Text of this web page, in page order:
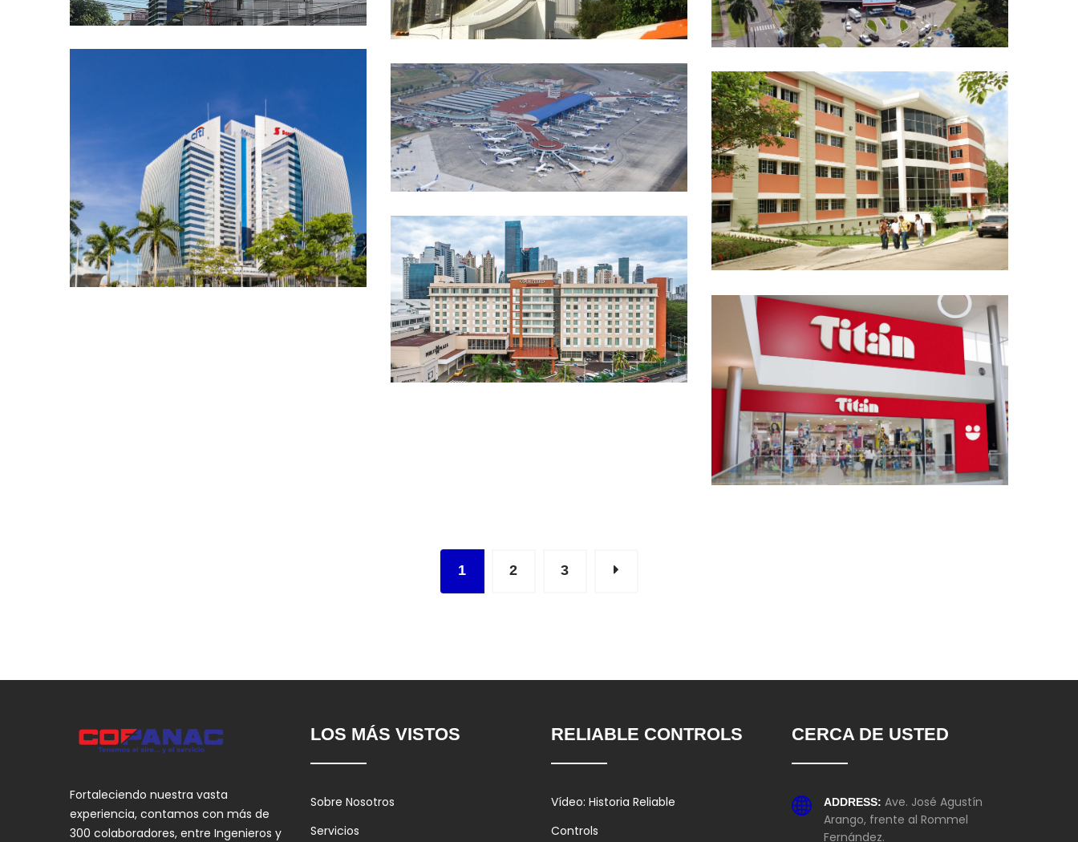
EMBLEMÁTICOS, TORRES DE ENFRIAMIENTO
TORRES DE LAS AMÉRICAS
AUTOMATIZACIÓN Y DDC, SIST. DE A/A COMERCIAL,
TORRES DE ENFRIAMIENTO
AEROPUERTO INTERNACIONAL DE
TOCUMEN, TERMINAL MUELLE NORTE
AUTOMATIZACIÓN Y DDC, CHILLERS, TORRES DE
ENFRIAMIENTO
EDIFICIO 3 DE LA UNIVERSIDAD
TECNOLÓGICA DE PANAMÁ
AUTOMATIZACIÓN Y DDC, CHILLERS, TORRES DE
ENFRIAMIENTO
HOTEL MARRIOT COURTYARD
AUTOMATIZACIÓN Y DDC, EXPANSIÓN DIRECTA,
SIST. DE A/A COMERCIAL
ALMACÉN EL TITÁN
AUTOMATIZACIÓN Y DDC, CHILLERS, SIST. DE A/A
COMERCIAL, TORRES DE ENFRIAMIENTO
1 2 3
Fortaleciendo nuestra vasta
experiencia, contamos con más de
300 colaboradores, entre Ingenieros y
LOS MÁS VISTOS
Sobre Nosotros
Servicios
RELIABLE CONTROLS
Vídeo: Historia Reliable
Controls
CERCA DE USTED
ADDRESS: Ave. José Agustín
Arango, frente al Rommel
Fernández.